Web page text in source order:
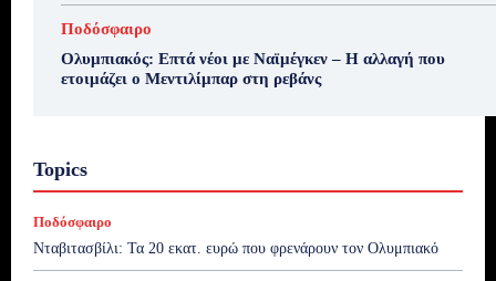
Ποδόσφαιρο
Ολυμπιακός: Επτά νέοι με Ναϊμέγκεν – Η αλλαγή που
ετοιμάζει ο Μεντιλίμπαρ στη ρεβάνς
Topics
Ποδόσφαιρο
Νταβιτασβίλι: Τα 20 εκατ. ευρώ που φρενάρουν τον Ολυμπιακό